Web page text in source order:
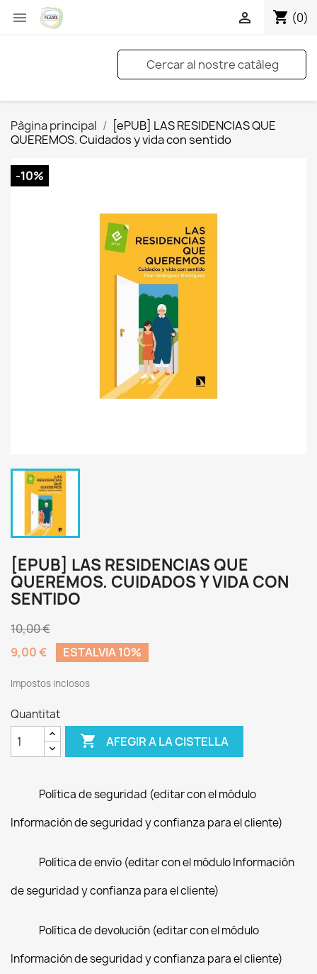
 shopping_cart (0)

Pàgina principal
[ePUB] LAS RESIDENCIAS QUE
QUEREMOS. Cuidados y vida con sentido
-10%
[EPUB] LAS RESIDENCIAS QUE
QUEREMOS. CUIDADOS Y VIDA CON
SENTIDO
10,00 €
9,00 €
ESTALVIA 10%
Impostos inclosos
Quantitat
 AFEGIR A LA CISTELLA
Política de seguridad (editar con el módulo
Información de seguridad y confianza para el cliente)
Política de envío (editar con el módulo Información
de seguridad y confianza para el cliente)
Política de devolución (editar con el módulo
Información de seguridad y confianza para el cliente)